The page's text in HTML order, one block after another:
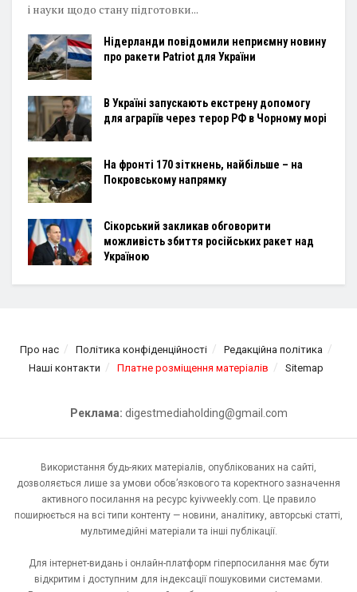
і науки щодо стану підготовки...
Нідерланди повідомили неприємну новину
про ракети Patriot для України
В Україні запускають екстрену допомогу
для аграріїв через терор РФ в Чорному морі
На фронті 170 зіткнень, найбільше – на
Покровському напрямку
Сікорський закликав обговорити
можливість збиття російських ракет над
Україною
Про нас Політика конфіденційності
Редакційна політика
Наші контакти
Платне розміщення матеріалів Sitemap
Реклама: digestmediaholding@gmail.com
Використання будь-яких матеріалів, опублікованих на сайті,
дозволяється лише за умови обов’язкового та коректного зазначення
активного посилання на ресурс kyivweekly.com. Це правило
поширюється на всі типи контенту — новини, аналітику, авторські статті,
мультимедійні матеріали та інші публікації.
Для інтернет-видань і онлайн-платформ гіперпосилання має бути
відкритим і доступним для індексації пошуковими системами.